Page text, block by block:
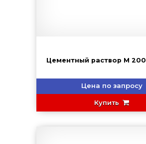
Цементный раствор М 200
Цена по запросу
Купить